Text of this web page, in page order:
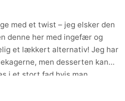
med et twist – jeg elsker den
denne her med ingefær og
et lækkert alternativ! Jeg har
men desserten kan
i et stort fad hvis man